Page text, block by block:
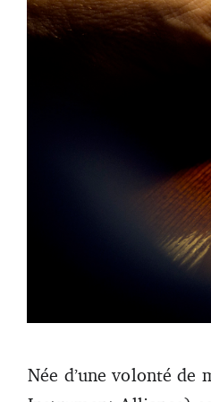
l’échelle européenne. Crédit
Née d’une volonté de